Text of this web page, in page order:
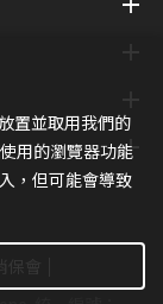
置並取用我們的
用的瀏覽器功能
，但可能會導致